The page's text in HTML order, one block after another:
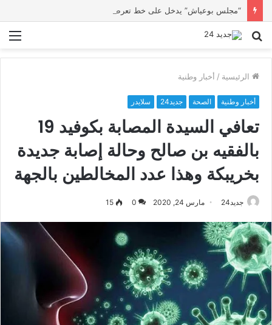
بحث
الرئيسية / أخبار وطنية
أخبار وطنية الصحة جديد24 سلايدر
تعافي السيدة المصابة بكوفيد 19
بالفقيه بن صالح وحالة إصابة جديدة
بخريبكة وهذا عدد المخالطين بالجهة
جديد24 مارس 24, 2020 0
15